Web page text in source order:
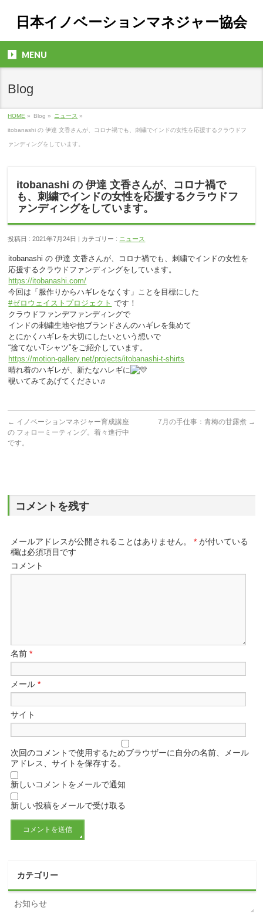
日本イノベーションマネジャー協会
MENU
Blog
HOME » Blog » ニュース »
itobanashi の 伊達 文香さんが、コロナ禍でも、刺繍でインドの女性を応援するクラウドフ
ァンディングをしています。
itobanashi の 伊達 文香さんが、コロナ禍で
も、刺繍でインドの女性を応援するクラウドフ
ァンディングをしています。
投稿日 : 2021年7月24日 | カテゴリー : ニュース
itobanashi の 伊達 文香さんが、コロナ禍でも、刺繍でインドの女性を
応援するクラウドファンディングをしています。
https://itobanashi.com/
今回は「服作りからハギレをなくす」ことを目標にした
#ゼロウェイストプロジェクト です！
クラウドファンデファンディングで
インドの刺繍生地や他ブランドさんのハギレを集めて
とにかくハギレを大切にしたいという想いで
“捨てないTシャツ”をご紹介しています。
https://motion-gallery.net/projects/itobanashi-t-shirts
晴れ着のハギレが、新たなハレギに
覗いてみてあげてください♬
← イノベーションマネジャー育成講座
の フォローミーティング。着々進行中
です。
7月の手仕事：青梅の甘露煮 →
コメントを残す
メールアドレスが公開されることはありません。 * が付いている
欄は必須項目です
コメント
名前*
メール*
サイト
次回のコメントで使用するためブラウザーに自分の名前、メール
アドレス、サイトを保存する。
新しいコメントをメールで通知
新しい投稿をメールで受け取る
カテゴリー
お知らせ